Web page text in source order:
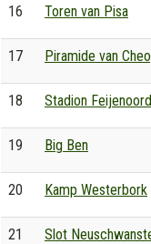
16 Toren van Pisa
17 Piramide van
18 Stadion Feijenoord
19 Big Ben
20 Kamp Westerbork
21 Slot